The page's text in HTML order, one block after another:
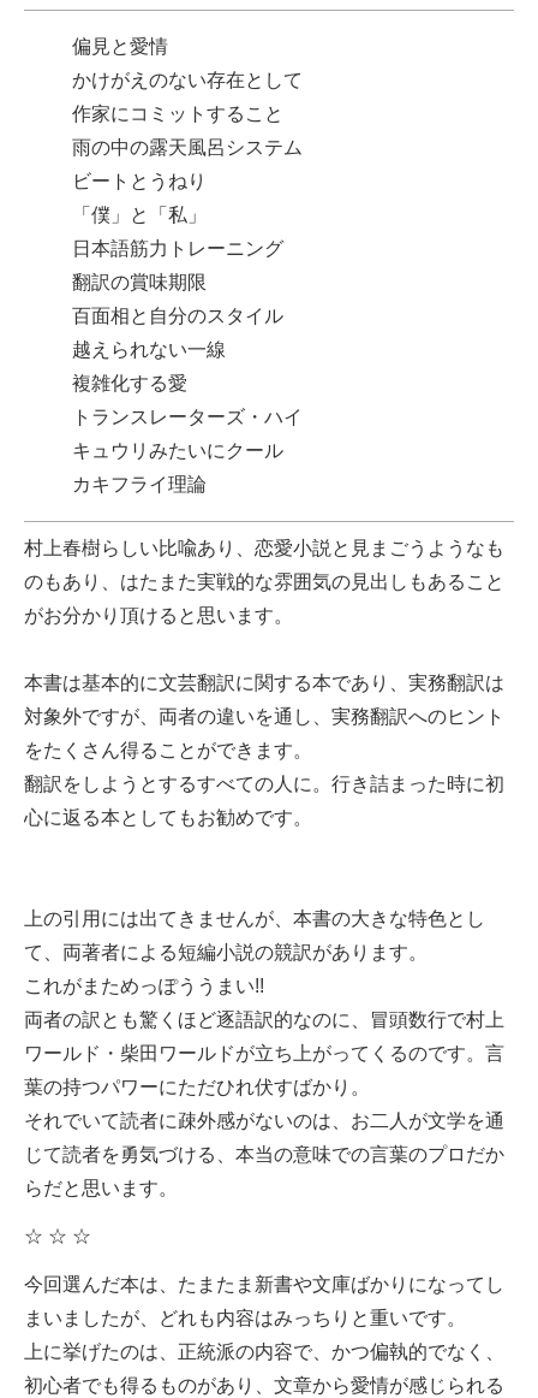
偏見と愛情
かけがえのない存在として
作家にコミットすること
雨の中の露天風呂システム
ビートとうねり
「僕」と「私」
日本語筋力トレーニング
翻訳の賞味期限
百面相と自分のスタイル
越えられない一線
複雑化する愛
トランスレーターズ・ハイ
キュウリみたいにクール
カキフライ理論
村上春樹らしい比喩あり、恋愛小説と見まごうようなも
のもあり、はたまた実戦的な雰囲気の見出しもあること
がお分かり頂けると思います。
本書は基本的に文芸翻訳に関する本であり、実務翻訳は
対象外ですが、両者の違いを通し、実務翻訳へのヒント
をたくさん得ることができます。
翻訳をしようとするすべての人に。行き詰まった時に初
心に返る本としてもお勧めです。
上の引用には出てきませんが、本書の大きな特色とし
て、両著者による短編小説の競訳があります。
これがまためっぽううまい!!
両者の訳とも驚くほど逐語訳的なのに、冒頭数行で村上
ワールド・柴田ワールドが立ち上がってくるのです。言
葉の持つパワーにただひれ伏すばかり。
それでいて読者に疎外感がないのは、お二人が文学を通
じて読者を勇気づける、本当の意味での言葉のプロだか
らだと思います。
☆ ☆ ☆
今回選んだ本は、たまたま新書や文庫ばかりになってし
まいましたが、どれも内容はみっちりと重いです。
上に挙げたのは、正統派の内容で、かつ偏執的でなく、
初心者でも得るものがあり、文章から愛情が感じられる